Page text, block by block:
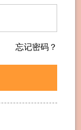
忘记密码？